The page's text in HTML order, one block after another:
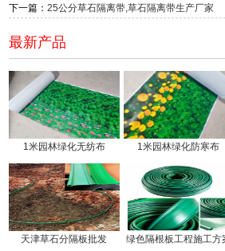
下一篇：25公分草石隔离带,草石隔离带生产厂家
最新产品
1米园林绿化无纺布 1米园林绿化防寒布
天津草石分隔板批发 绿色隔根板工程施工方